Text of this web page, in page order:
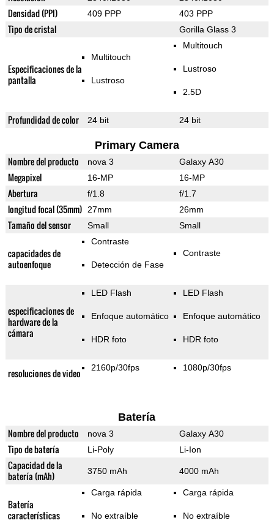
Densidad (PPI) 409 PPP 403 PPP
Tipo de cristal Gorilla Glass 3
Especificaciones de la
pantalla
Multitouch
Lustroso
Multitouch
Lustroso
2.5D
Profundidad de color 24 bit 24 bit
Primary Camera
Nombre del producto nova 3 Galaxy A30
Megapixel 16-MP 16-MP
Abertura f/1.8 f/1.7
longitud focal (35mm) 27mm 26mm
Tamaño del sensor Small Small
capacidades de
autoenfoque
Contraste
Detección de Fase
Contraste
especificaciones de
hardware de la
cámara
LED Flash
Enfoque automático
HDR foto
LED Flash
Enfoque automático
HDR foto
resoluciones de video 2160p/30fps 1080p/30fps
Batería
Nombre del producto nova 3 Galaxy A30
Tipo de batería Li-Poly Li-Ion
Capacidad de la
batería (mAh)
3750 mAh 4000 mAh
Batería
características
Carga rápida
No extraíble
Carga rápida
No extraíble